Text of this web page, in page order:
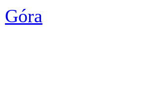
Góra